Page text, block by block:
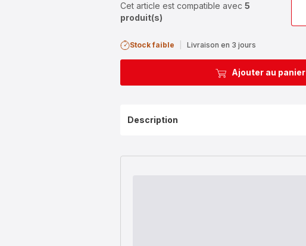
Cet article est compatible avec 5
produit(s)
Stock faible Livraison en 3 jours
Ajouter au panier
Description